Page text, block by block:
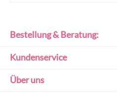
Bestellung & Beratung:
Kundenservice
Über uns